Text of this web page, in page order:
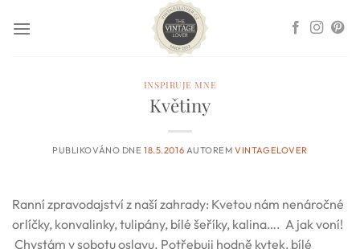
INSPIRUJE MNE
Květiny
PUBLIKOVÁNO DNE18.5.2016 AUTOREMVINTAGELOVER
Ranní zpravodajství z naší zahrady: Kvetou nám nenáročné
orlíčky, konvalinky, tulipány, bílé šeříky, kalina…. A jak voní!
Chystám v sobotu oslavu. Potřebuji hodně kytek, bílé